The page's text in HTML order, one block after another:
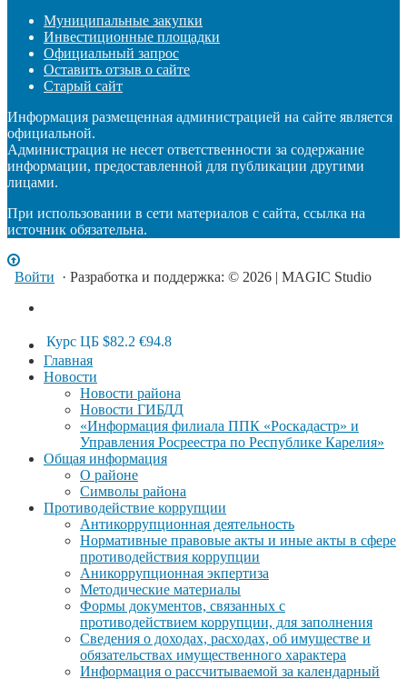
Муниципальные закупки
Инвестиционные площадки
Официальный запрос
Оставить отзыв о сайте
Старый сайт
Информация размещенная администрацией на сайте является
официальной.
Администрация не несет ответственности за содержание
информации, предоставленной для публикации другими
лицами.
При использовании в сети материалов с сайта, ссылка на
источник обязательна.
Войти · Разработка и поддержка: © 2026 | MAGIC Studio
Курс ЦБ $82.2 €94.8
Главная
Новости
Новости района
Новости ГИБДД
«Информация филиала ППК «Роскадастр» и
Управления Росреестра по Республике Карелия»
Общая информация
О районе
Символы района
Противодействие коррупции
Антикоррупционная деятельность
Нормативные правовые акты и иные акты в сфере
противодействия коррупции
Аникоррупционная экпертиза
Методические материалы
Формы документов, связанных с
противодействием коррупции, для заполнения
Сведения о доходах, расходах, об имуществе и
обязательствах имущественного характера
Информация о рассчитываемой за календарный